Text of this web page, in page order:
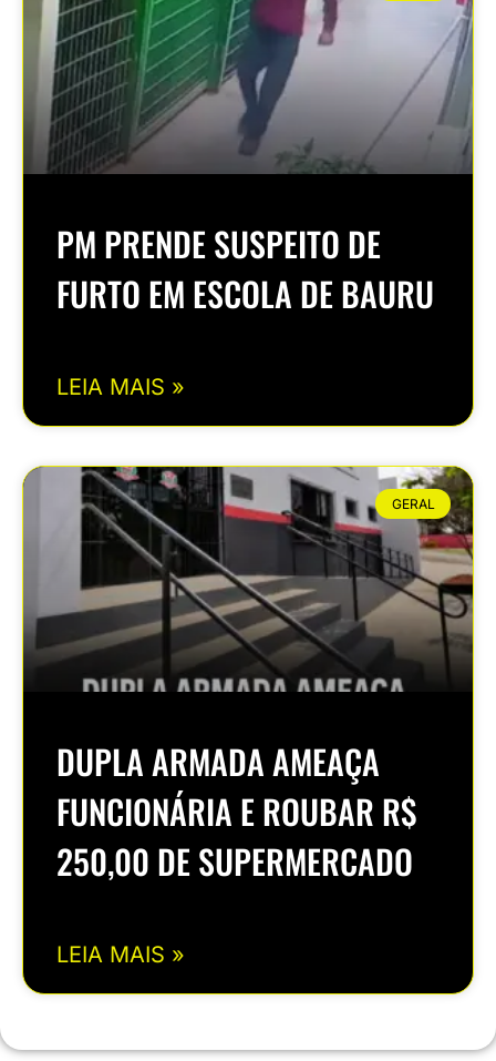
PM PRENDE SUSPEITO DE
FURTO EM ESCOLA DE BAURU
LEIA MAIS »
GERAL
DUPLA ARMADA AMEAÇA
FUNCIONÁRIA E ROUBAR R$
250,00 DE SUPERMERCADO
LEIA MAIS »